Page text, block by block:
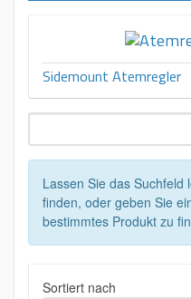
Sidemount Atemregler
Lassen Sie das Suchfeld
finden, oder geben Sie
bestimmtes Produkt zu
Sortiert nach